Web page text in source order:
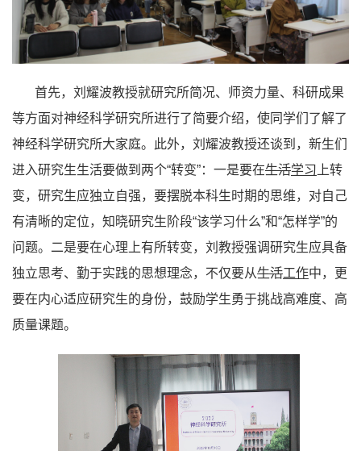
首先，刘耀波教授就研究所简况、师资力量、科研成果
等方面对神经科学研究所进行了简要介绍，使同学们了解了
神经科学研究所大家庭。此外，刘耀波教授还谈到，新生们
进入研究生生活要做到两个“转变”：一是要在生活学习 上转
变，研究生应独立自强，要摆脱本科生时期的思维，对自己
有清晰的定位，知晓研究生阶段“该学习什么”和“怎样学”的
问题。二是要在心理上有所转变，刘教授强调研究生应具备
独立思考、勤于实践的思想理念，不仅要从生活工作中，更
要在内心适应研究生的身份，鼓励学生勇于挑战高难度、高
质量课题。